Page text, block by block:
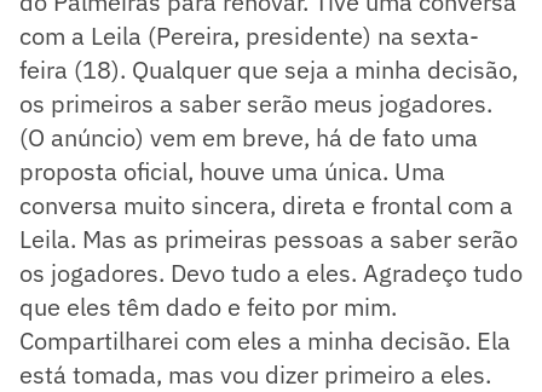
com a Leila (Pereira, presidente) na sexta-
feira (18). Qualquer que seja a minha decisão,
os primeiros a saber serão meus jogadores.
(O anúncio) vem em breve, há de fato uma
proposta oficial, houve uma única. Uma
conversa muito sincera, direta e frontal com a
Leila. Mas as primeiras pessoas a saber serão
os jogadores. Devo tudo a eles. Agradeço tudo
que eles têm dado e feito por mim.
Compartilharei com eles a minha decisão. Ela
está tomada, mas vou dizer primeiro a eles.